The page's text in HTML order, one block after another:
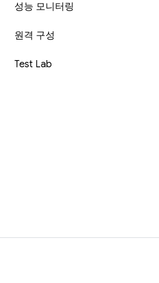
성능 모니터링
원격 구성
Test Lab